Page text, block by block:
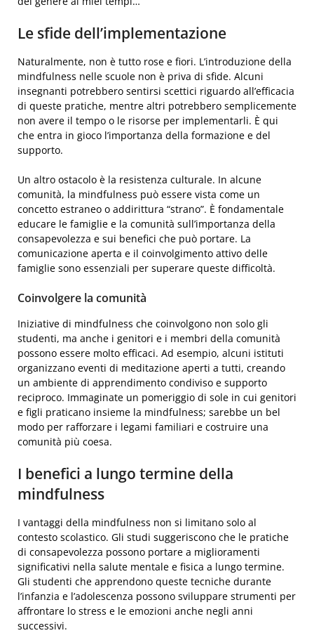
Le sfide dell’implementazione
Naturalmente, non è tutto rose e fiori. L’introduzione della
mindfulness nelle scuole non è priva di sfide. Alcuni
insegnanti potrebbero sentirsi scettici riguardo all’efficacia
di queste pratiche, mentre altri potrebbero semplicemente
non avere il tempo o le risorse per implementarli. È qui
che entra in gioco l’importanza della formazione e del
supporto.
Un altro ostacolo è la resistenza culturale. In alcune
comunità, la mindfulness può essere vista come un
concetto estraneo o addirittura “strano”. È fondamentale
educare le famiglie e la comunità sull’importanza della
consapevolezza e sui benefici che può portare. La
comunicazione aperta e il coinvolgimento attivo delle
famiglie sono essenziali per superare queste difficoltà.
Coinvolgere la comunità
Iniziative di mindfulness che coinvolgono non solo gli
studenti, ma anche i genitori e i membri della comunità
possono essere molto efficaci. Ad esempio, alcuni istituti
organizzano eventi di meditazione aperti a tutti, creando
un ambiente di apprendimento condiviso e supporto
reciproco. Immaginate un pomeriggio di sole in cui genitori
e figli praticano insieme la mindfulness; sarebbe un bel
modo per rafforzare i legami familiari e costruire una
comunità più coesa.
I benefici a lungo termine della
mindfulness
I vantaggi della mindfulness non si limitano solo al
contesto scolastico. Gli studi suggeriscono che le pratiche
di consapevolezza possono portare a miglioramenti
significativi nella salute mentale e fisica a lungo termine.
Gli studenti che apprendono queste tecniche durante
l’infanzia e l’adolescenza possono sviluppare strumenti per
affrontare lo stress e le emozioni anche negli anni
successivi.